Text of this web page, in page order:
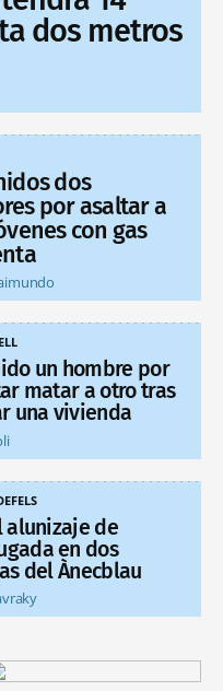
dos metros
dos
por asaltar a
con gas
un hombre por
matar a otro tras
una vivienda
alunizaje de
en dos
del Ànecblau